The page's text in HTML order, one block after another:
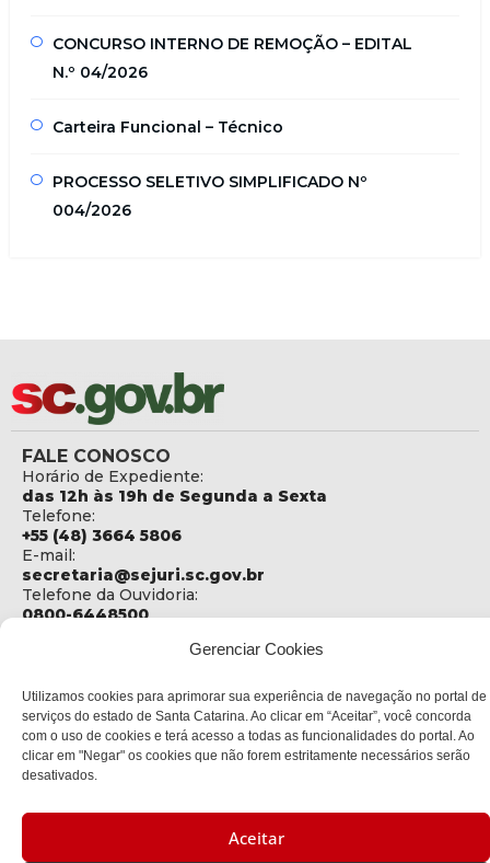
Gerenciar Cookies
Utilizamos cookies para aprimorar sua experiência de navegação no portal de
serviços do estado de Santa Catarina. Ao clicar em “Aceitar”, você concorda
com o uso de cookies e terá acesso a todas as funcionalidades do portal. Ao
clicar em "Negar" os cookies que não forem estritamente necessários serão
desativados.
Aceitar
CONCURSO INTERNO DE REMOÇÃO – EDITAL
N.º 04/2026
Carteira Funcional – Técnico
PROCESSO SELETIVO SIMPLIFICADO Nº
004/2026
FALE CONOSCO
Horário de Expediente:
das 12h às 19h de Segunda a Sexta
Telefone:
+55 (48) 3664 5806
E-mail:
secretaria@sejuri.sc.gov.br
Telefone da Ouvidoria:
0800-6448500
Social
Rua Fúlvio Aducci, 1214 - Loja 06
Bairro:
Estreito - Florianópolis - SC
88075-000